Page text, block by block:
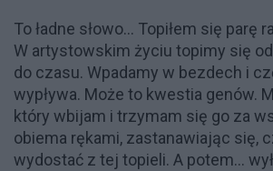
To ładne słowo… Topiłem się parę
W artystowskim życiu topimy się
do czasu. Wpadamy w bezdech i
wypływa. Może to kwestia genów.
który wbijam i trzymam się go za
obiema rękami, zastanawiając się,
wydostać z tej topieli. A potem…